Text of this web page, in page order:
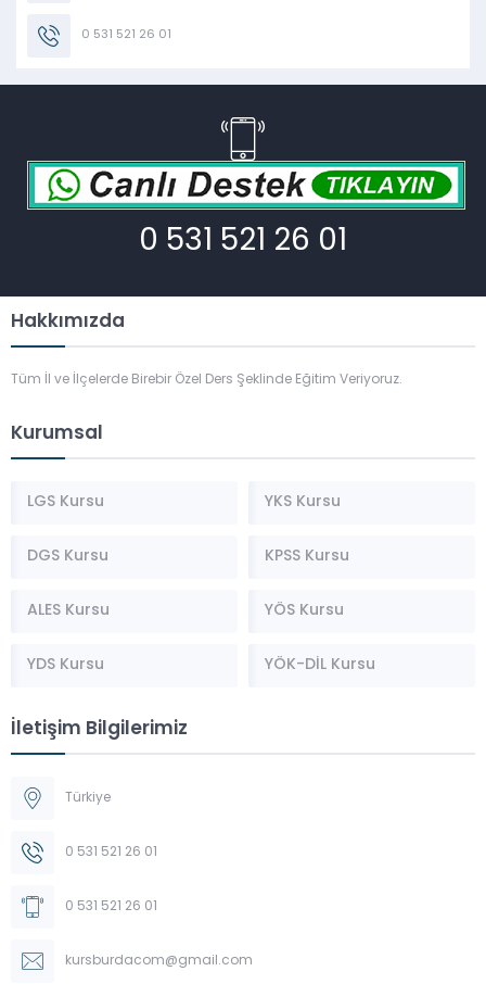
0 531 521 26 01
0 531 521 26 01
Hakkımızda
Tüm İl ve İlçelerde Birebir Özel Ders Şeklinde Eğitim Veriyoruz.
Kurumsal
LGS Kursu YKS Kursu
DGS Kursu KPSS Kursu
ALES Kursu YÖS Kursu
YDS Kursu YÖK-DİL Kursu
İletişim Bilgilerimiz
Türkiye
0 531 521 26 01
0 531 521 26 01
kursburdacom@gmail.com